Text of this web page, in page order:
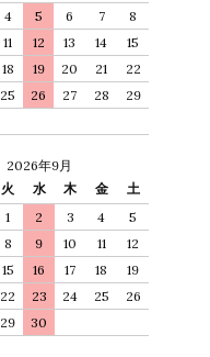
4 5 6 7
8
11 12 13 14
15
18 19 20 21
22
25 26 27 28
29
2026年9月
火 水 木 金
土
1
2 3 4
5
8 9 10 11
12
15 16 17 18
19
22 23 24 25
26
29 30